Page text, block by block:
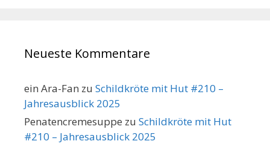
Neueste Kommentare
ein Ara-Fan zu Schildkröte mit Hut #210 –
Jahresausblick 2025
Penatencremesuppe zu Schildkröte mit Hut
#210 – Jahresausblick 2025